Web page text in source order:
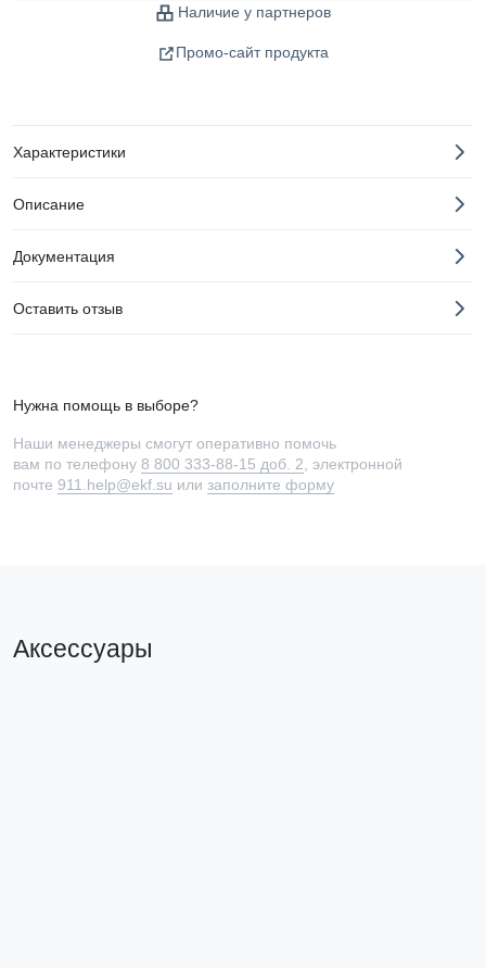
Наличие у партнеров
Промо-сайт продукта
Характеристики
Описание
Документация
Оставить отзыв
Нужна помощь в выборе?
Наши менеджеры смогут оперативно помочь
вам по телефону 8 800 333-88-15 доб. 2 , электронной
почте 911.help@ekf.su или заполните форму
Аксессуары